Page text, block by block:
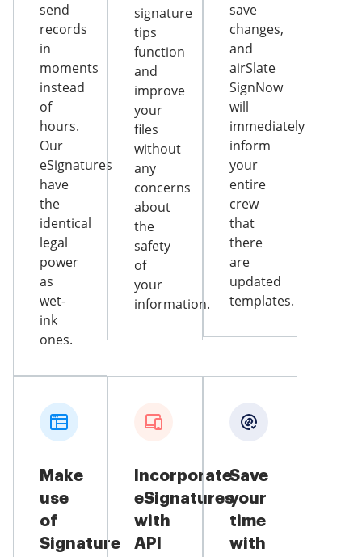
send
records
in
moments
instead
of
hours.
Our
eSignatures
have
the
identical
legal
power
as
wet-
ink
ones.
signature
tips
function
and
improve
your
files
without
any
concerns
about
the
safety
of
your
information.
save
changes,
and
airSlate
SignNow
will
immediately
inform
your
entire
crew
that
there
are
updated
templates.
Make
use
of
Signature
Incorporate
eSignatures
with
API
Save
your
time
with